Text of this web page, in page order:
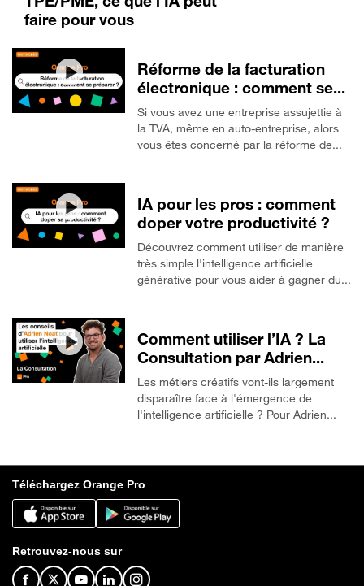
faire pour vous
Réforme de la facturation
électronique : comment se...
Si vous avez une entreprise assujettie à
la TVA, même en auto-entreprise, alors
vous êtes concerné par la réforme de...
IA pour les pros : comment
doper votre productivité ?
Découvrez comment utiliser de manière
très simple l'intelligence artificielle
générative pour vous aider à gagner du...
Comment utiliser l’IA ? La
Consultation par Adrien...
Les métiers créatifs vont-ils largement
disparaître face à l'émergence de
l'intelligence artificielle ? Pour Adrien...
Téléchargez Orange Pro
Retrouvez-nous sur